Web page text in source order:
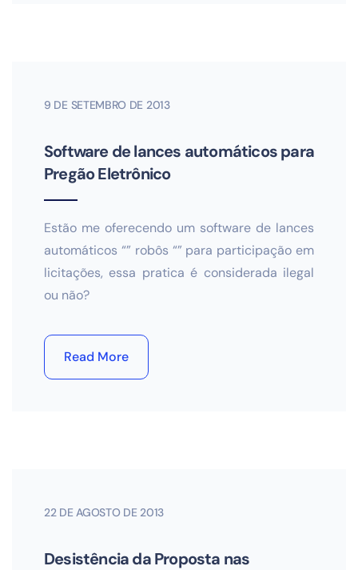
9 DE SETEMBRO DE 2013
Software de lances automáticos para
Pregão Eletrônico
Estão me oferecendo um software de lances
automáticos “” robôs “” para participação em
licitações, essa pratica é considerada ilegal
ou não?
Read More
22 DE AGOSTO DE 2013
Desistência da Proposta nas